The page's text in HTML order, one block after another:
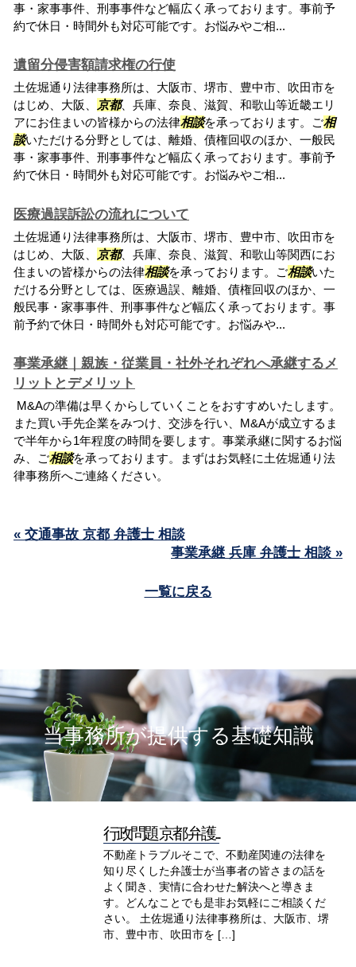
事・家事事件、刑事事件など幅広く承っております。事前予
約で休日・時間外も対応可能です。お悩みやご相...
遺留分侵害額請求権の行使
土佐堀通り法律事務所は、大阪市、堺市、豊中市、吹田市を
はじめ、大阪、
京都、兵庫、奈良、滋賀、和歌山等近畿エリ
アにお住まいの皆様からの法律相談を承っております。ご相
談いただける分野としては、離婚、債権回収のほか、一般民
事・家事事件、刑事事件など幅広く承っております。事前予
約で休日・時間外も対応可能です。お悩みやご相...
医療過誤訴訟の流れについて
土佐堀通り法律事務所は、大阪市、堺市、豊中市、吹田市を
はじめ、大阪、
京都、兵庫、奈良、滋賀、和歌山等関西にお
住まいの皆様からの法律相談を承っております。ご相談いた
だける分野としては、医療過誤、離婚、債権回収のほか、一
般民事・家事事件、刑事事件など幅広く承っております。事
前予約で休日・時間外も対応可能です。お悩みや...
事業承継｜親族・従業員・社外それぞれへ承継するメ
リットとデメリット
M&Aの準備は早くからしていくことをおすすめいたします。
また買い手先企業をみつけ、交渉を行い、M&Aが成立するま
で半年から1年程度の時間を要します。事業承継に関するお悩
み、ご相談を承っております。まずはお気軽に土佐堀通り法
律事務所へご連絡ください。
« 交通事故 京都 弁護士 相談
事業承継 兵庫 弁護士 相談 »
一覧に戻る
当事務所が提供する基礎知識
行政問題 京都 弁護...
不動産トラブルそこで、不動産関連の法律を
知り尽くした弁護士が当事者の皆さまの話を
よく聞き、実情に合わせた解決へと導きま
す。どんなことでも是非お気軽にご相談くだ
さい。 土佐堀通り法律事務所は、大阪市、堺
市、豊中市、吹田市を […]